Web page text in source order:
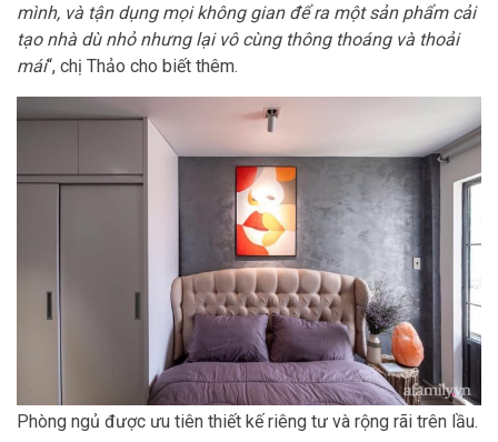
mình, và tận dụng mọi không gian để ra một sản phẩm cải
tạo nhà dù nhỏ nhưng lại vô cùng thông thoáng và thoải
mái“, chị Thảo cho biết thêm.
Phòng ngủ được ưu tiên thiết kế riêng tư và rộng rãi trên lầu.